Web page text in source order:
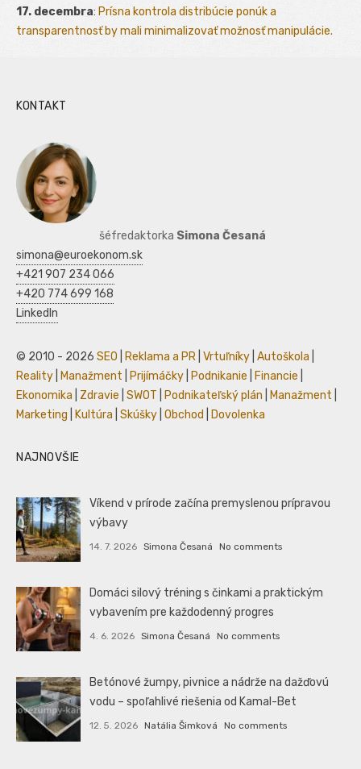
17. decembra: Prísna kontrola distribúcie ponúk a
transparentnosť by mali minimalizovať možnosť manipulácie.
KONTAKT
šéfredaktorka Simona Česaná
simona@euroekonom.sk
+421 907 234 066
+420 774 699 168
LinkedIn
© 2010 - 2026 SEO Reklama a PR Vrtuľníky Autoškola
Reality
Manažment Prijímáčky Podnikanie Financie
Ekonomika
Zdravie SWOT Podnikateľský plán Manažment
Marketing
Kultúra Skúšky Obchod Dovolenka
NAJNOVŠIE
Víkend v prírode začína premyslenou prípravou
výbavy
14. 7. 2026 Simona Česaná No comments
Domáci silový tréning s činkami a praktickým
vybavením pre každodenný progres
4. 6. 2026 Simona Česaná No comments
Betónové žumpy, pivnice a nádrže na dažďovú
vodu – spoľahlivé riešenia od Kamal-Bet
12. 5. 2026 Natália Šimková No comments